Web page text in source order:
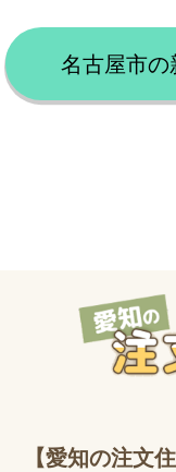
名古屋市の
【愛知の注文